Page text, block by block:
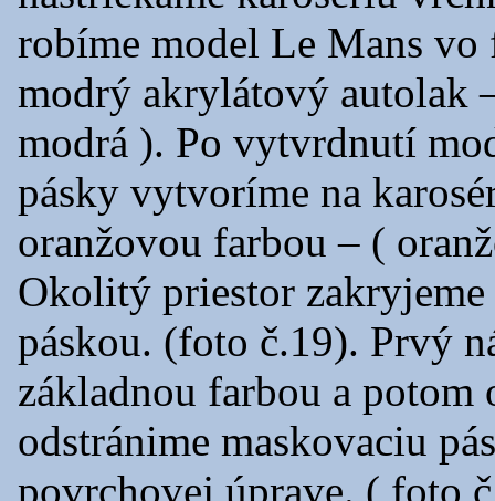
robíme model Le Mans
modrý akrylátový autolak
modrá ). Po vytvrdnutí
pásky vytvoríme na
oranžovou farbou – (
Okolitý priestor zakryjeme
páskou. (foto č.19). Prvý
základnou farbou a potom
odstránime maskovaciu
povrchovej úprave. ( foto